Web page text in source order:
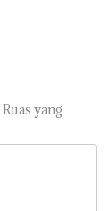
Ruas yang